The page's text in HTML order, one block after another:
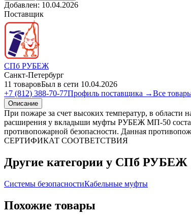
Добавлен: 10.04.2026
Поставщик
СПб РУБЕЖ
Санкт-Петербург
11 товаровБыл в сети 10.04.2026
+7 (812) 388-70-77Профиль поставщика →Все
Описание
При пожаре за счет высоких температур, в
расширения у вкладыши муфты РУБЕЖ МП-50
противопожарной безопасности. Данная
СЕРТИФИКАТ СООТВЕТСТВИЯ
Другие категории у СПб РУБЕЖ
Системы безопасностиКабельные муфты
Похожие товары